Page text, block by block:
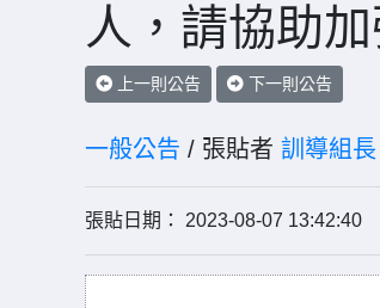
人，請協助
上一則公告 下一則公告
一般公告 / 張貼者 訓導組長
張貼日期： 2023-08-07 13:42:40